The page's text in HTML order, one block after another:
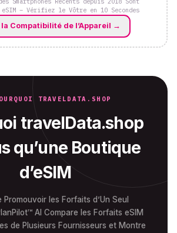
eSIM – Vérifiez le Vôtre en 10 Secondes
Compatibilité de l’Appareil →
TRAVELDATA.SHOP
travelData.shop
qu’une Boutique
d’eSIM
Promouvoir les Forfaits d’Un Seul
AI Compare les Forfaits eSIM
de Plusieurs Fournisseurs et Montre